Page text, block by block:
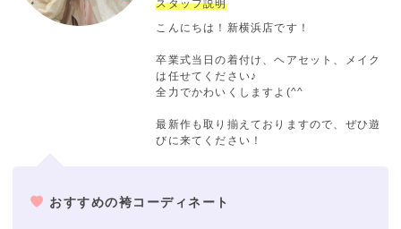
スタッフ説明
こんにちは！新横浜店です！
卒業式当日の着付け、ヘアセット、メイク
は任せてください♪
全力でかわいくしますよ(^^
最新作も取り揃えておりますので、ぜひ遊
びに来てください！
おすすめの袴コーディネート